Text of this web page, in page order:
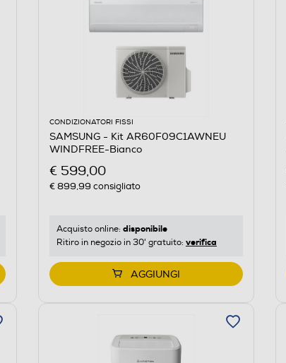
CONDIZIONATORI FISSI
SAMSUNG - Kit AR60F09C1AWNEU
WINDFREE-Bianco
€ 599,00
€ 899,99 consigliato
Acquisto online: disponibile
Ritiro in negozio in 30' gratuito: verifica
AGGIUNGI